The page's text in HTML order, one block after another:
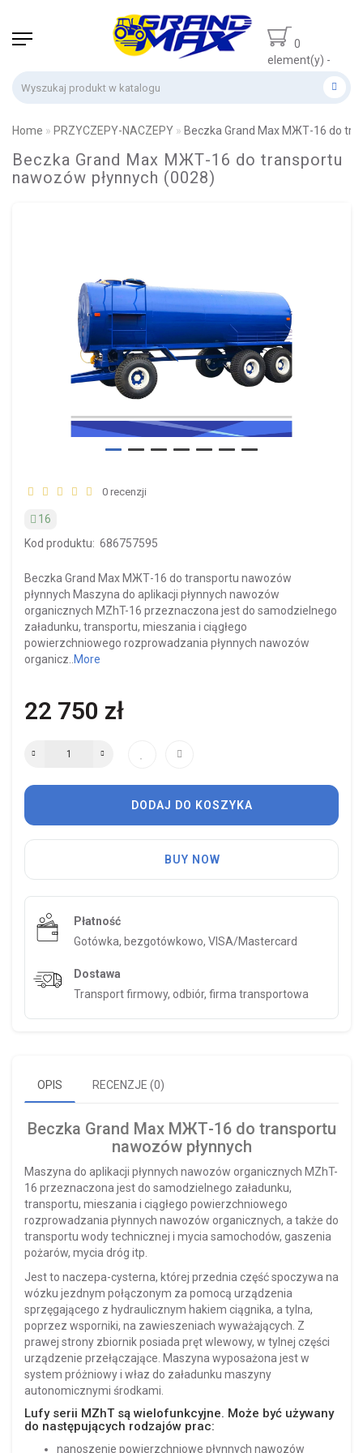
0
element(y) -
Home PRZYCZEPY-NACZEPY Beczka Grand Max МЖТ-16 do
Beczka Grand Max МЖТ-16 do transportu
nawozów płynnych (0028)
0 recenzji
16
Kod produktu: 686757595
Beczka Grand Max МЖТ-16 do transportu nawozów
płynnych Maszyna do aplikacji płynnych nawozów
organicznych MZhT-16 przeznaczona jest do samodzielnego
załadunku, transportu, mieszania i ciągłego
powierzchniowego rozprowadzania płynnych nawozów
organicz.. More
22 750 zł
DODAJ DO KOSZYKA
BUY NOW
Płatność
Gotówka, bezgotówkowo, VISA/Mastercard
Dostawa
Transport firmowy, odbiór, firma transportowa
OPIS RECENZJE (0)
Beczka Grand Max МЖТ-16 do transportu
nawozów płynnych
Maszyna do aplikacji płynnych nawozów organicznych MZhT-
16 przeznaczona jest do samodzielnego załadunku,
transportu, mieszania i ciągłego powierzchniowego
rozprowadzania płynnych nawozów organicznych, a także do
transportu wody technicznej i mycia samochodów, gaszenia
pożarów, mycia dróg itp.
Jest to naczepa-cysterna, której przednia część spoczywa na
wózku jezdnym połączonym za pomocą urządzenia
sprzęgającego z hydraulicznym hakiem ciągnika, a tylna,
poprzez wsporniki, na zawieszeniach wyważających. Z
prawej strony zbiornik posiada pręt wlewowy, w tylnej części
urządzenie przełączające. Maszyna wyposażona jest w
system próżniowy i właz do załadunku maszyny
autonomicznymi środkami.
Lufy serii MZhT są wielofunkcyjne. Może być używany
do następujących rodzajów prac:
nanoszenie powierzchniowe płynnych nawozów